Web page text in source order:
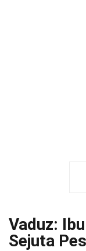
Vaduz:
Sejuta